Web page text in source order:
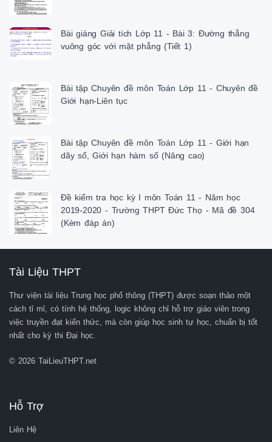
Bài giảng Giải tích Lớp 11 - Bài 3: Đường thẳng
vuông góc với mặt phẳng (Tiết 1)
Bài tập Chuyên đề môn Toán Lớp 11 - Chuyên đề
Giới hạn-Liên tục
Bài tập Chuyên đề môn Toán Lớp 11 - Giới hạn
dãy số, Giới hạn hàm số (Nâng cao)
Đề kiểm tra học kỳ I môn Toán 11 - Năm học
2019-2020 - Trường THPT Đức Thọ - Mã đề 304
(Kèm đáp án)
Tài Liệu THPT
Thư viện tài liệu Trung học phổ thông (THPT) được soạn thảo một
cách tỉ mỉ, có tính hệ thống, logic không chỉ hỗ trợ giáo viên trong
việc truyền đạt kiến thức, mà còn giúp học sinh tự học, chuẩn bị tốt
nhất cho kỳ thi Đại học.
© 2026 TaiLieuTHPT.net
Hỗ Trợ
Liên Hệ